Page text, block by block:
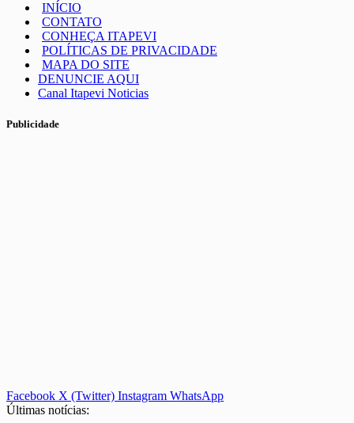
INÍCIO
CONTATO
CONHEÇA ITAPEVI
POLÍTICAS DE PRIVACIDADE
MAPA DO SITE
DENUNCIE AQUI
Canal Itapevi Noticias
Publicidade
Facebook X (Twitter) Instagram WhatsApp
Últimas notícias: